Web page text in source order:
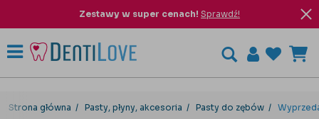
Zestawy w super cenach! Sprawdź!
Strona główna Pasty, płyny, akcesoria Pasty do zębów